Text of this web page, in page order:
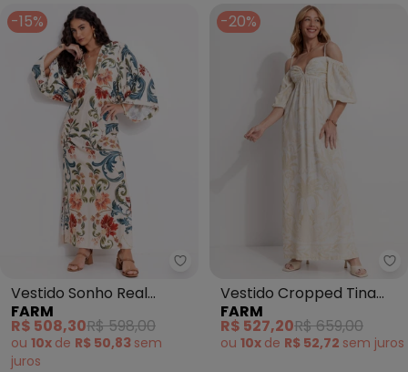
-15%
Farm - Vestido Sonho Real
Vestido Sonho Real
(Bege)
FARM
R$ 508,30R$ 598,00
ou 10x de R$ 50,83 sem
juros
-20%
Vestido Cropped Tina
(Off White)
FARM
R$ 527,20R$ 659,00
ou 10x de R$ 52,72 sem juros